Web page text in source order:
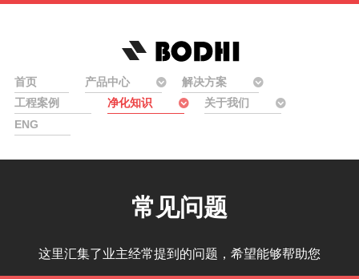
首页 产品中心
解决方案
工程案例
净化知识
关于我们
ENG
常见问题
这里汇集了业主经常提到的问题，希望能够帮助您